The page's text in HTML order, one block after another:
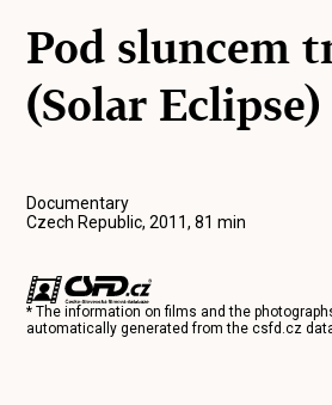
Pod sluncem
(Solar Eclipse)
Documentary
Czech Republic, 2011, 81 min
* The information on films and the
automatically generated from thecsfd.cz